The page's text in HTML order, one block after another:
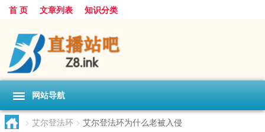
首 页 文章列表 知识分类
网站导航
> 艾尔登法环 > 艾尔登法环为什么老被入侵